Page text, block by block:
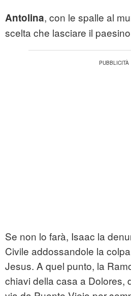
Antolina, con le spalle al
scelta che lasciare il
Se non lo farà, Isaac la
Civile addossandole la
Jesus. A quel punto, la
chiavi della casa a Dolores,